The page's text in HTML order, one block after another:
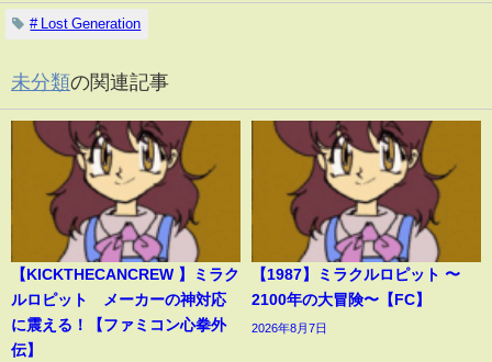
# Lost Generation
未分類の関連記事
【KICKTHECANCREW 】ミラク
ルロピット メーカーの神対応
に震える！【ファミコン心拳外
伝】
【1987】ミラクルロピット 〜
2100年の大冒険〜【FC】
2026年8月7日